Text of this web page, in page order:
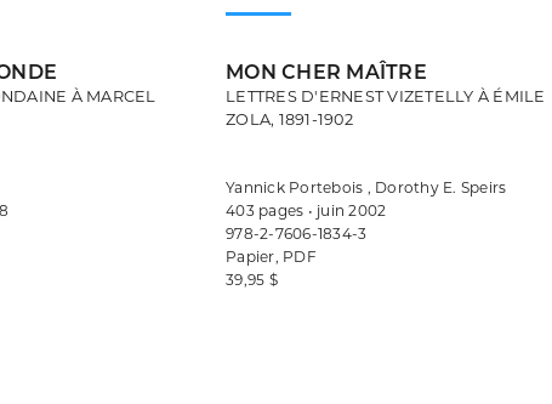
À MARCEL
MON CHER MAÎTRE
LETTRES D'ERNEST VIZETELLY À ÉMILE
ZOLA, 1891-1902
Yannick Portebois , Dorothy E. Speirs
403 pages • juin 2002
978-2-7606-1834-3
Papier, PDF
39,95 $